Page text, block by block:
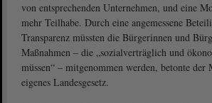
von entsprechenden Unternehmen, und eine
mehr Teilhabe. Durch eine angemessene
Transparenz müssten die Bürgerinnen und
Maßnahmen ‒ die „sozialverträglich und
müssen“ ‒ mitgenommen werden, betonte der
eigenes Landesgesetz.